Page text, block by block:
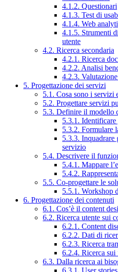
4.1.2. Questionari
4.1.3. Test di
4.1.4. Web
4.1.5. Strumenti
utente
4.2. Ricerca secondaria
4.2.1. Ricerca
4.2.2. Analisi
4.2.3.
5. Progettazione dei servizi
5.1. Cosa sono i servizi
5.2. Progettare servizi
5.3. Definire il modello
5.3.1.
5.3.2. Formulare
5.3.3.
servizio
5.4. Descrivere il
5.4.1. Mappare
5.4.2.
5.5. Co-progettare le
5.5.1. Workshop
6. Progettazione dei contenuti
6.1. Cos’è il content
6.2. Ricerca utente sui
6.2.1. Content
6.2.2. Dati di
6.2.3. Ricerca
6.2.4. Ricerca sui
6.3. Dalla ricerca ai
6.3.1. User